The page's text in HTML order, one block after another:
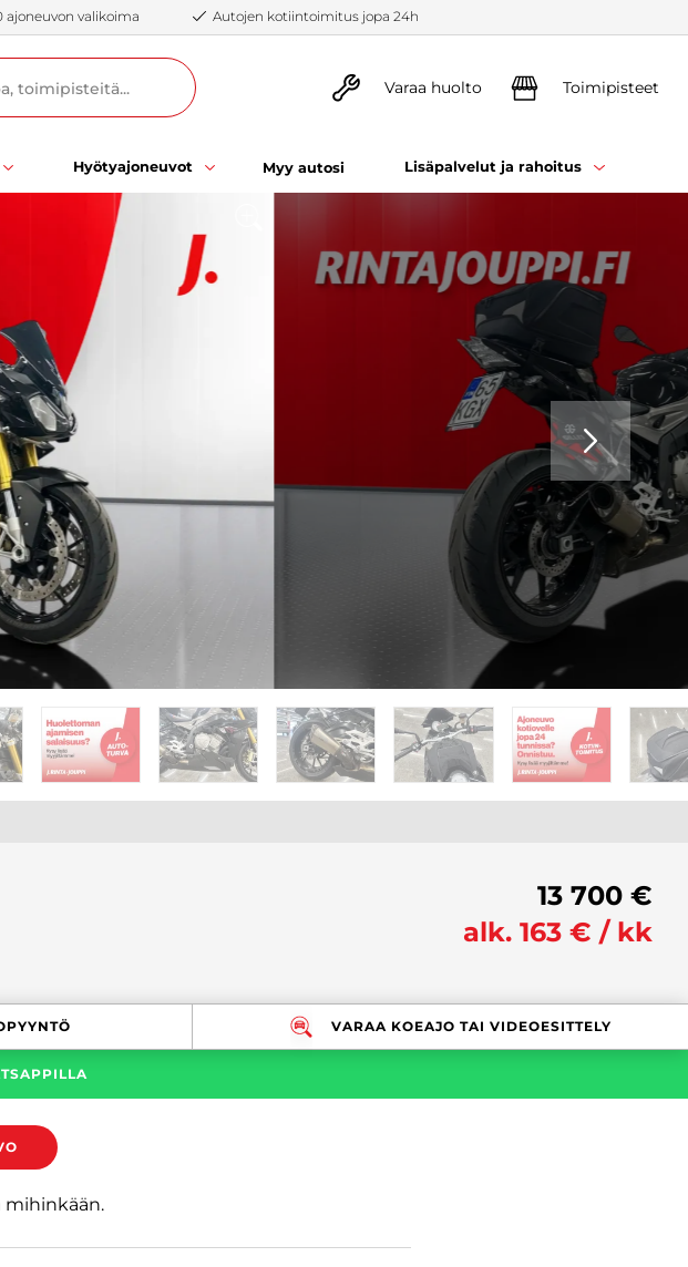
ajoneuvon valikoima Autojen kotiintoimitus jopa 24h
Varaa huolto Toimipisteet
Hyötyajoneuvot Myy autosi Lisäpalvelut ja rahoitus
SEURAAVA
13 700 €
alk. 163 € / kk
VARAA KOEAJO TAI VIDEOESITTELY
mihinkään.